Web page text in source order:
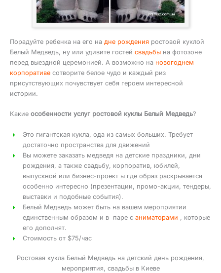
Порадуйте ребенка на его на дне рождения ростовой куклой
Белый Медведь, ну или удивите гостей свадьбы на фотозоне
перед выездной церемонией. А возможно на новогоднем
корпоративе сотворите белое чудо и каждый риз
присутствующих почувствует себя героем интересной
истории.
Какие особенности услуг ростовой куклы Белый Медведь?
Это гигантская кукла, ода из самых больших. Требует
достаточно пространства для движений
Вы можете заказать медведя на детские праздники, дни
рождения, а также свадьбу, корпоратив, юбилей,
выпускной или бизнес-проект ы где образ раскрывается
особенно интересно (презентации, промо-акции, тендеры,
выставки и подобные события).
Белый Медведь может быть на вашем мероприятии
единственным образом и в паре с аниматорами , которые
его дополнят.
Стоимость от $75/час
Ростовая кукла Белый Медведь на детский день рождения,
мероприятия, свадьбы в Киеве